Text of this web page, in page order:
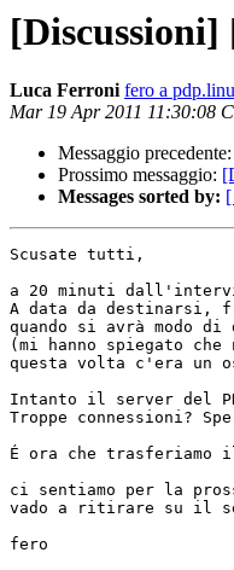
[Discussioni]
Luca Ferroni fero a
Mar 19 Apr 2011 11:30:08
Messaggio precedente:
Prossimo messaggio:
Messages sorted by:
Scusate tutti,
a 20 minuti
A data da destinarsi,
quando si avrà modo di
(mi hanno spiegato
questa volta c'era un
Intanto il server del
Troppe connessioni?
É ora che trasferiamo
ci sentiamo per la
vado a ritirare su il
fero